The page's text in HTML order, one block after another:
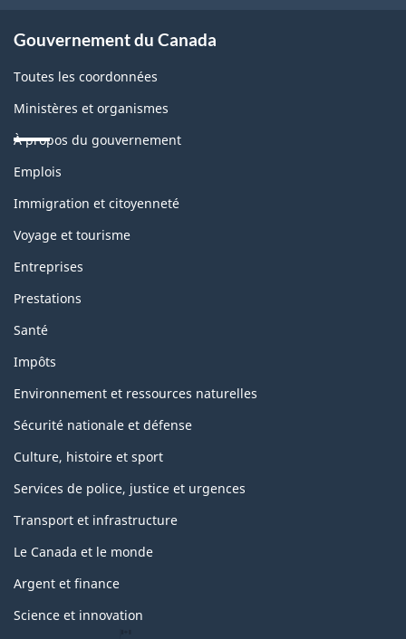
Gouvernement du Canada
Toutes les coordonnées
Ministères et organismes
À propos du gouvernement
Thèmes
sujets
Emplois
Immigration et citoyenneté
Voyage et tourisme
Entreprises
Prestations
Santé
Impôts
Environnement et ressources naturelles
Sécurité nationale et défense
Culture, histoire et sport
Services de police, justice et urgences
Transport et infrastructure
Le Canada et le monde
Argent et finance
Science et innovation